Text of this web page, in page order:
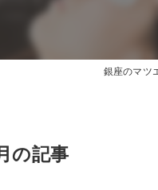
銀座のマツ
の記事